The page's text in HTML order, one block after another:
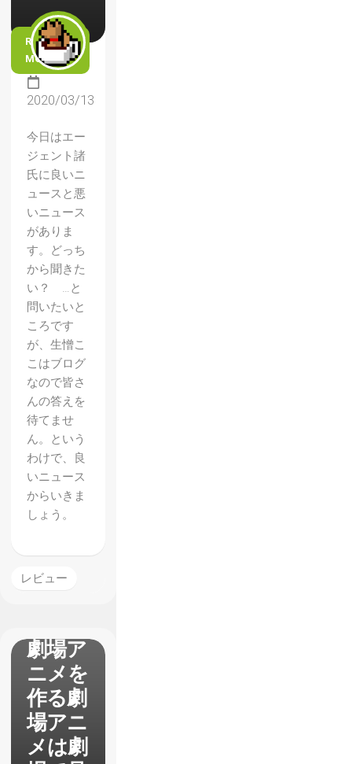
READ
MORE
2020/03/13
今日はエー
ジェント諸
氏に良いニ
ュースと悪
いニュース
がありま
す。どっち
から聞きた
い？ …と
問いたいと
ころです
が、生憎こ
こはブログ
なので皆さ
んの答えを
待てませ
ん。という
わけで、良
いニュース
からいきま
しょう。
レビュー
劇場版
『SHI
ROBA
劇場ア
ニメを
作る劇
場アニ
メは劇